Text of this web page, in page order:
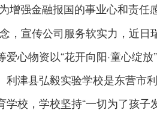
为增强金融报国的事业心和责任
，宣传公司服务软实力，近
爱心物资以“花开向阳·童心绽
利津县弘毅实验学校是东营市
学校，学校坚持“一切为了孩